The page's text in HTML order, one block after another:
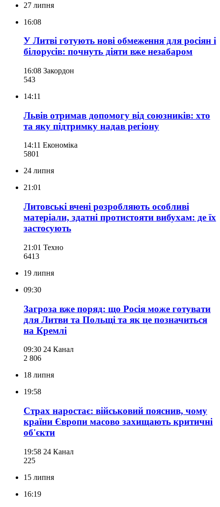
27 липня
16:08
У Литві готують нові обмеження для росіян і
білорусів: почнуть діяти вже незабаром
16:08 Закордон
543
14:11
Львів отримав допомогу від союзників: хто
та яку підтримку надав регіону
14:11 Економіка
5801
24 липня
21:01
Литовські вчені розробляють особливі
матеріали, здатні протистояти вибухам: де їх
застосують
21:01 Техно
6413
19 липня
09:30
Загроза вже поряд: що Росія може готувати
для Литви та Польщі та як це позначиться
на Кремлі
09:30 24 Канал
2 806
18 липня
19:58
Страх наростає: військовий пояснив, чому
країни Європи масово захищають критичні
об'єкти
19:58 24 Канал
225
15 липня
16:19